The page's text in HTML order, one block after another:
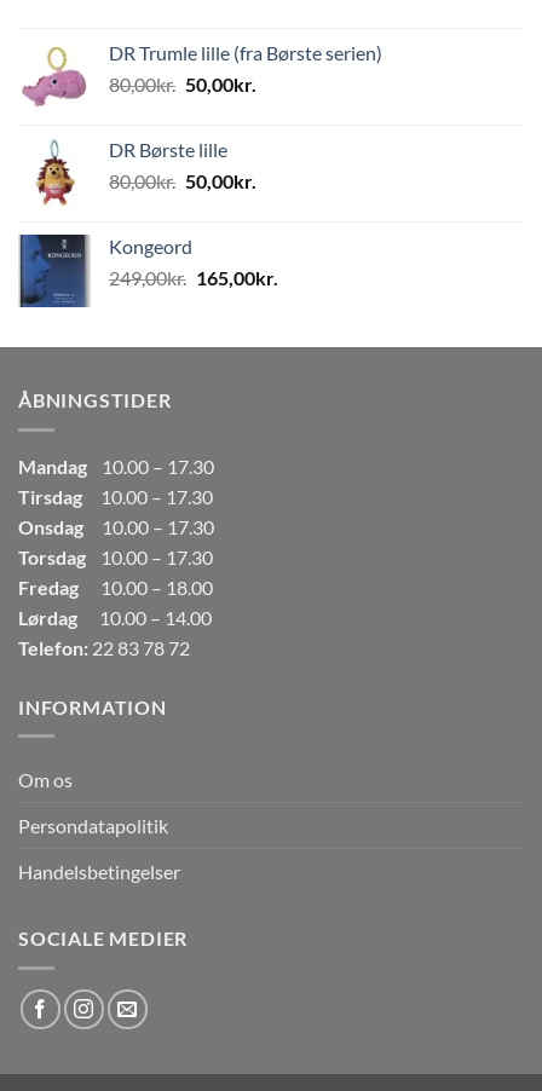
var:
499,00kr..
er:
DR Trumle lille (fra Børste serien)
80,00kr. Den
var:
80,00kr..
50,00kr.
50,00kr..
DR Børste lille
80,00kr. Den
var:
80,00kr..
50,00kr.
50,00kr..
Kongeord
249,00kr. Den
var:
165,00kr.
er:
ÅBNINGSTIDER
Mandag
10.00 – 17.30
Tirsdag
10.00 – 17.30
Onsdag
10.00 – 17.30
Torsdag
10.00 – 17.30
Fredag
10.00 – 18.00
Lørdag
10.00 – 14.00
Telefon: 22 83 78 72
INFORMATION
Om os
Persondatapolitik
Handelsbetingelser
SOCIALE MEDIER